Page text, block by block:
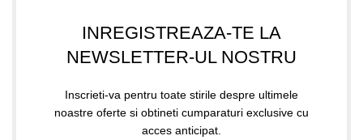
INREGISTREAZA-TE LA
NEWSLETTER-UL NOSTRU
Inscrieti-va pentru toate stirile despre ultimele
noastre oferte si obtineti cumparaturi exclusive cu
acces anticipat.